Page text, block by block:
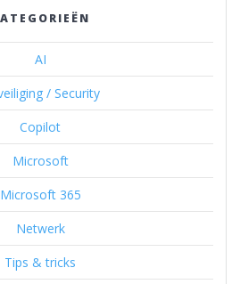
AI
/ Security
Copilot
Microsoft
Microsoft 365
Netwerk
Tips & tricks